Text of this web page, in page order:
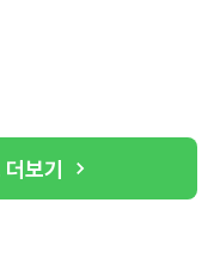
보기